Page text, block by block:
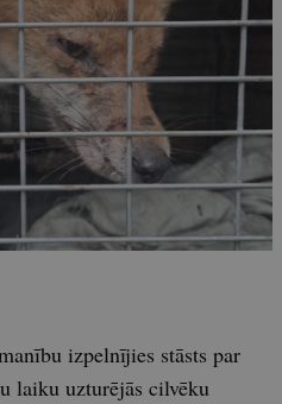
izpelnījies stāsts par
laiku uzturējās cilvēku